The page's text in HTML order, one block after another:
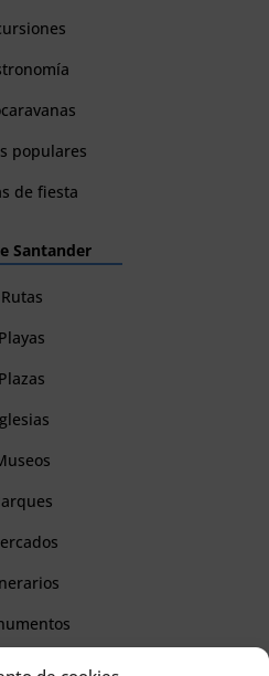
populares
de fiesta
Santander
Rutas
Playas
Plazas